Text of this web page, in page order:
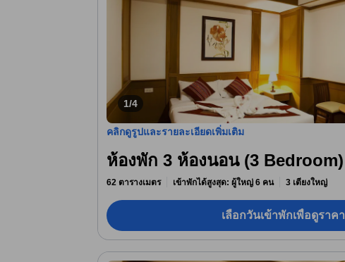
1/4
คลิกดูรูปและรายละเอียดเพิ่มเติม
ห้องพัก 3 ห้องนอน (3 Bedroom)
62 ตารางเมตร เข้าพักได้สูงสุด: ผู้ใหญ่ 6 คน 3 เตียงใหญ่
เลือกวันเข้าพักเพื่อดูราคา